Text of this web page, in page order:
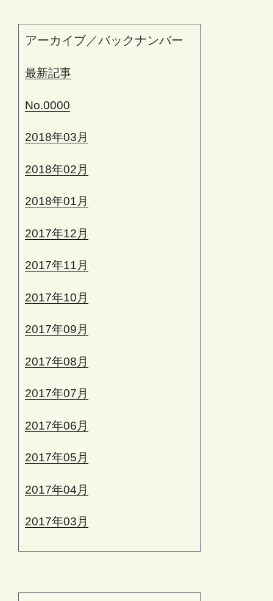
アーカイブ／バックナンバー
最新記事
No.0000
2018年03月
2018年02月
2018年01月
2017年12月
2017年11月
2017年10月
2017年09月
2017年08月
2017年07月
2017年06月
2017年05月
2017年04月
2017年03月